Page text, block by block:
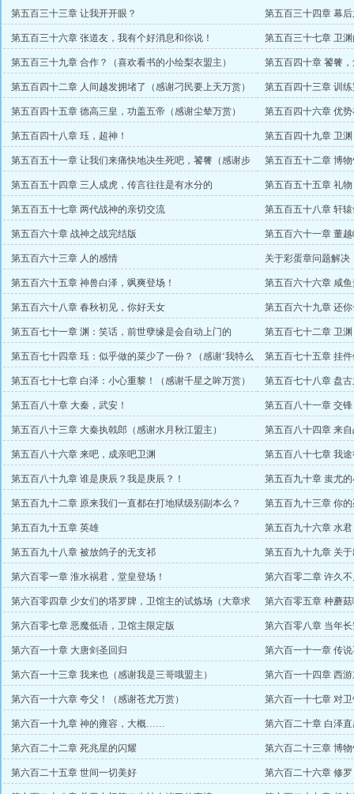
悦盟主）
第五百三十三章 让我开开眼？ 第五百三十四章 幕
第五百三十六章 张道友，我有个好消息和你说！ 第五百三十七章 卫
第五百三十九章 合作？（喜欢看书的小绘梨衣盟主）
第五百四十章 饕餮
万赏）
第五百四十二章 人间越发拥堵了（感谢刁民要上天万赏） 第五百四十三章 训
第五百四十五章 德高三皇，功盖五帝（感谢尘辇万赏） 第五百四十六章 优
第五百四十八章 珏，超神！
第五百四十九章 卫
赏）
第五百五十一章 让我们来痛快地决生死吧，饕餮（感谢步
鸳一万五千起点币）
第五百五十二章 博
第五百五十四章 三人成虎，传言往往是有水分的 第五百五十五章 礼物
第五百五十七章 两代战神的亲切交流 第五百五十八章 轩
第五百六十章 战神之战完结版 第五百六十一章 董
第五百六十三章 人的感情 关于彩蛋章问题解决
第五百六十五章 神兽白泽，飒爽登场！ 第五百六十六章 咸
第五百六十八章 春秋初见，你好天女 第五百六十九章 还
第五百七十一章 渊：笑话，前世孽缘是会自动上门的
吗？！阿青：会的啊！
第五百七十二章 卫
之弃道人盟主）
第五百七十四章 珏：似乎做的菜少了一份？（感谢‘我特么
的不想说’盟主）
第五百七十五章 挂
舅盟主）
第五百七十七章 白泽：小心重黎！（感谢千星之眸万赏） 第五百七十八章 盘
第五百八十章 大秦，武安！ 第五百八十一章 交
第五百八十三章 大秦执戟郎（感谢水月秋江盟主）
第五百八十四章 来
赏）
第五百八十六章 来吧，成亲吧卫渊 第五百八十七章 我
第五百八十九章 谁是庚辰？我是庚辰？！ 第五百九十章 蚩尤
第五百九十二章 原来我们一直都在打地狱级别副本么？
（感谢人间无白首万赏）
第五百九十三章 你
第五百九十五章 英雄 第五百九十六章 水
第五百九十八章 被放鸽子的无支祁 第五百九十九章 关
第六百零一章 淮水祸君，堂皇登场！ 第六百零二章 许久
第六百零四章 少女们的塔罗牌，卫馆主的试炼场（大章求
订阅）
第六百零五章 种蘑
流枫盟主）
第六百零七章 恶魔低语，卫馆主限定版
第六百零八章 当年
币）
第六百一十章 大唐剑圣回归 第六百一十一章 传
第六百一十三章 我来也（感谢我是三哥哦盟主）
第六百一十四章 西
币）
第六百一十六章 夸父！（感谢苍尤万赏）
第六百一十七章 对
不说万赏）
第六百一十九章 神的雍容，大概…… 第六百二十章 白泽
第六百二十二章 死兆星的闪耀 第六百二十三章 博
第六百二十五章 世间一切美好 第六百二十六章 修